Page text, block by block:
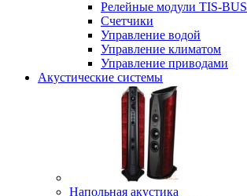
Релейные модули TIS-BUS
Счетчики
Управление водой
Управление климатом
Управление приводами
Акустические системы
Напольная акустика